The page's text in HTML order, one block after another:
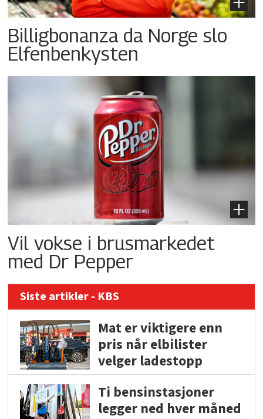
Billigbonanza da Norge slo
Elfenbenkysten
Vil vokse i brusmarkedet
med Dr Pepper
Siste artikler - KBS
Mat er viktigere enn
pris når elbilister
velger ladestopp
Ti bensinstasjoner
legger ned hver måned